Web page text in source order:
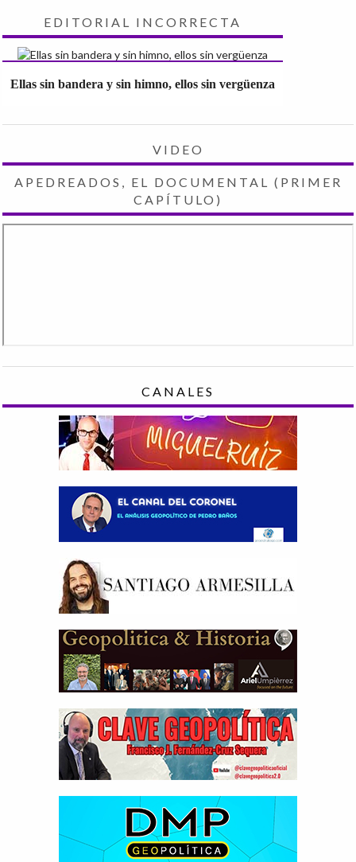
EDITORIAL INCORRECTA
Ellas sin bandera y sin himno, ellos sin vergüenza
VIDEO
APEDREADOS, EL DOCUMENTAL (PRIMER
CAPÍTULO)
CANALES